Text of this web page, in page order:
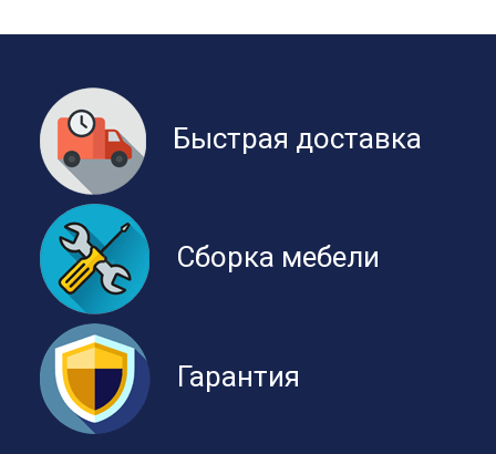
Быстрая доставка
Сборка мебели
Гарантия